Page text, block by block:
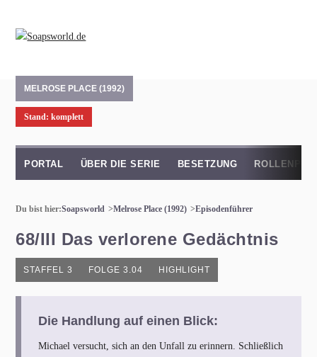
MELROSE PLACE (1992)
Stand: komplett
PORTAL ÜBER DIE SERIE BESETZUNG
Du bist hier:Soapsworld Melrose Place (1992) Episodenführer
68/III Das verlorene Gedächtnis
STAFFEL 3 FOLGE 3.04 HIGHLIGHT
Die Handlung auf einen Blick:
Michael versucht, sich an den Unfall zu erinnern. Schließlich